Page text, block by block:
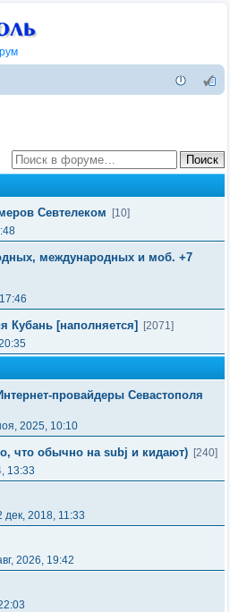
Севтелеком
[10]
международных и моб. +7
Кубань [наполняется]
[2071]
провайдеры Севастополя
2025, 10:10
что обычно на subj и кидают) [240]
13:33
дек, 2018, 11:33
2026, 19:42